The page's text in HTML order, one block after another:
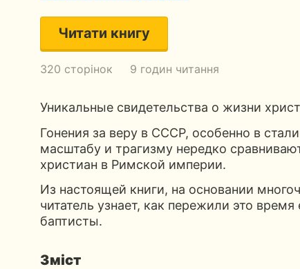
Читати книгу
320 сторінок 9 годин читання
Уникальные свидетельства о жизни
Гонения за веру в СССР, особенно в
масштабу и трагизму нередко
христиан в Римской империи.
Из настоящей книги, на основании
читатель узнает, как пережили это
баптисты.
Зміст